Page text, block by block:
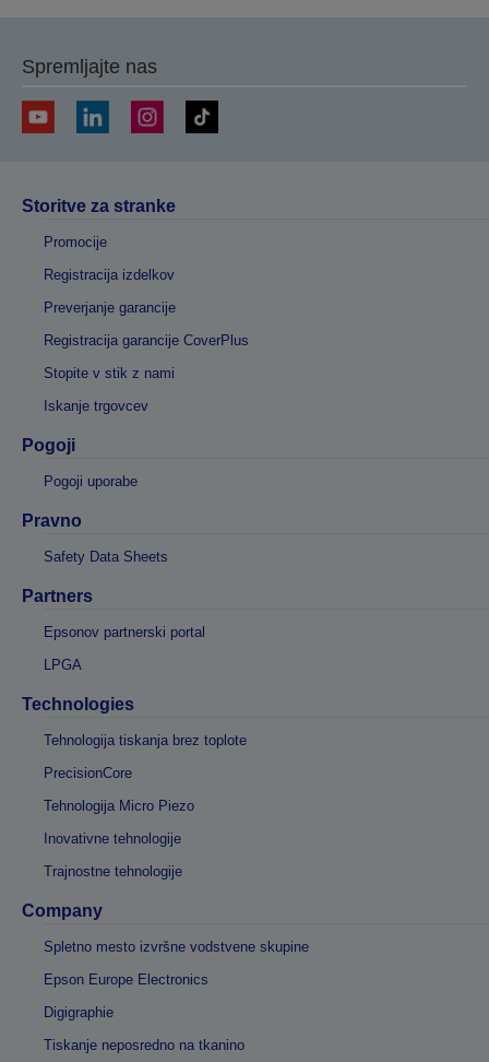
Spremljajte nas
Storitve za stranke
Promocije
Registracija izdelkov
Preverjanje garancije
Registracija garancije CoverPlus
Stopite v stik z nami
Iskanje trgovcev
Pogoji
Pogoji uporabe
Pravno
Safety Data Sheets
Partners
Epsonov partnerski portal
LPGA
Technologies
Tehnologija tiskanja brez toplote
PrecisionCore
Tehnologija Micro Piezo
Inovativne tehnologije
Trajnostne tehnologije
Company
Spletno mesto izvršne vodstvene skupine
Epson Europe Electronics
Digigraphie
Tiskanje neposredno na tkanino